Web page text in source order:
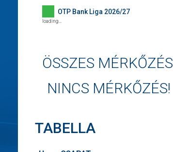
OTP Bank Liga 2026/27
ÖSSZES MÉRKŐZÉS
NINCS MÉRKŐZÉS!
TABELLA